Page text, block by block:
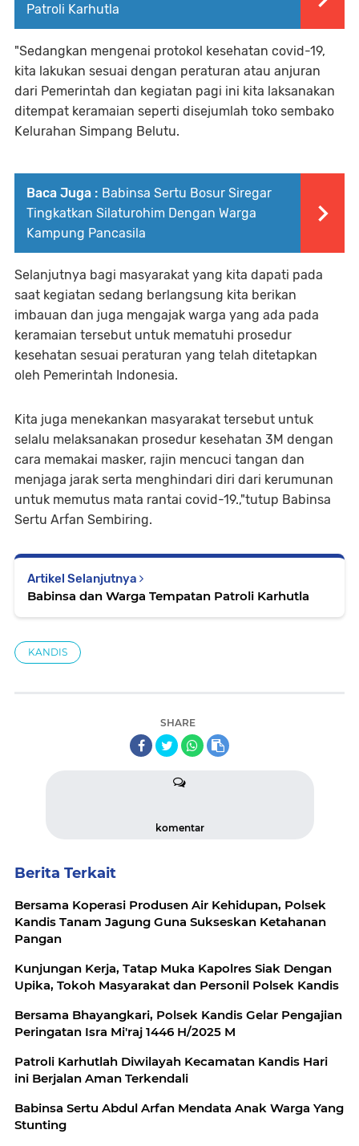
Patroli Karhutla
"Sedangkan mengenai protokol kesehatan covid-19,
kita lakukan sesuai dengan peraturan atau anjuran
dari Pemerintah dan kegiatan pagi ini kita laksanakan
ditempat keramaian seperti disejumlah toko sembako
Kelurahan Simpang Belutu.
Baca Juga : Babinsa Sertu Bosur Siregar
Tingkatkan Silaturohim Dengan Warga
Kampung Pancasila
Selanjutnya bagi masyarakat yang kita dapati pada
saat kegiatan sedang berlangsung kita berikan
imbauan dan juga mengajak warga yang ada pada
keramaian tersebut untuk mematuhi prosedur
kesehatan sesuai peraturan yang telah ditetapkan
oleh Pemerintah Indonesia.
Kita juga menekankan masyarakat tersebut untuk
selalu melaksanakan prosedur kesehatan 3M dengan
cara memakai masker, rajin mencuci tangan dan
menjaga jarak serta menghindari diri dari kerumunan
untuk memutus mata rantai covid-19.,"tutup Babinsa
Sertu Arfan Sembiring.
Artikel Selanjutnya
Babinsa dan Warga Tempatan Patroli Karhutla
KANDIS
SHARE
komentar
Berita Terkait
Bersama Koperasi Produsen Air Kehidupan, Polsek
Kandis Tanam Jagung Guna Sukseskan Ketahanan
Pangan
Kunjungan Kerja, Tatap Muka Kapolres Siak Dengan
Upika, Tokoh Masyarakat dan Personil Polsek Kandis
Bersama Bhayangkari, Polsek Kandis Gelar Pengajian
Peringatan Isra Mi'raj 1446 H/2025 M
Patroli Karhutlah Diwilayah Kecamatan Kandis Hari
ini Berjalan Aman Terkendali
Babinsa Sertu Abdul Arfan Mendata Anak Warga Yang
Stunting